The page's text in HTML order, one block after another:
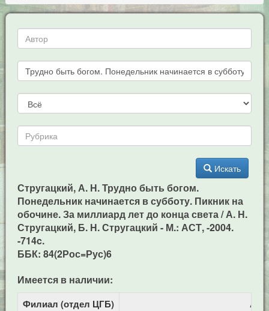
Искать
Стругацкий, А. Н. Трудно быть богом.
Понедельник начинается в субботу. Пикник на
обочине. За миллиард лет до конца света / А. Н.
Стругацкий, Б. Н. Стругацкий - М.: АСТ, -2004.
-714c.
ББК: 84(2Рос=Рус)6
Имеется в наличии:
Филиал (отдел ЦГБ)